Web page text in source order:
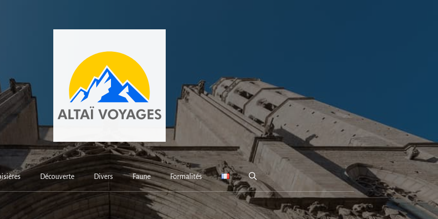
Découverte Divers Faune Formalités